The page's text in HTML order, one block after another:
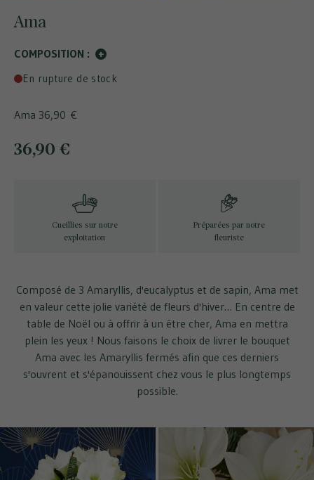
Composé de 3 Amaryllis, d'eucalyptus et de sapin, Ama met
en valeur cette jolie variété de fleurs d'hiver… En centre de
table de Noël ou à offrir à un être cher, Ama en mettra
plein les yeux ! Nous faisons le choix de livrer le bouquet
Ama avec les Amaryllis fermés afin que ces derniers
s'ouvrent et s'épanouissent chez vous le plus longtemps
possible.
Ama
COMPOSITION : +
En rupture de stock
Ama 36,90 €
36,90 €
Cueillies sur notre
exploitation
Préparées par notre
fleuriste